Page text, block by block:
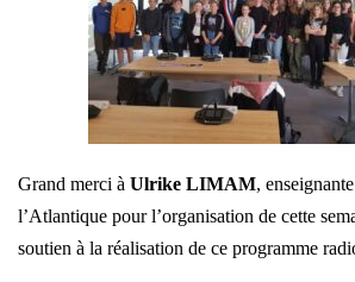
Grand merci à Ulrike LIMAM,
l’Atlantique pour l’organisation de cette
soutien à la réalisation de ce programme